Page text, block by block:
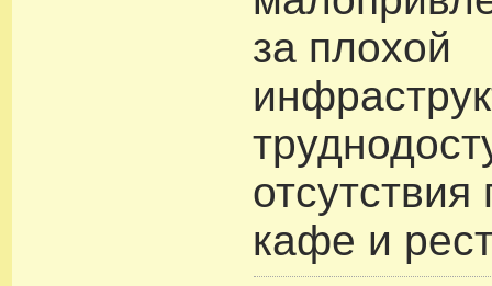
за плохой
отсутствия
кафе и